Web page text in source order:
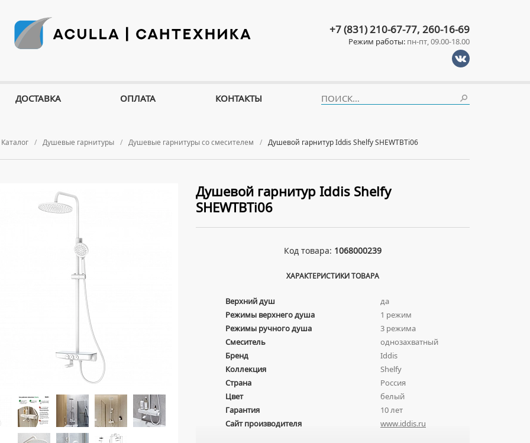
Каталог Душевые гарнитуры Душевые гарнитуры со смесителем Душевой гарнитур Iddis Shelfy SHEWTBTi06
Душевой гарнитур Iddis Shelfy
SHEWTBTi06
Код товара: 1068000239
ХАРАКТЕРИСТИКИ ТОВАРА
Верхний душ
да
Режимы верхнего душа
1 режим
Режимы ручного душа
3 режима
Смеситель
однозахватный
Бренд
Iddis
Коллекция
Shelfy
Страна
Россия
Цвет
белый
Гарантия
10 лет
Сайт производителя
www.iddis.ru
+7 (831) 210-67-77, 260-16-69
Режим работы: пн-пт, 09.00-18.00
ДОСТАВКА ОПЛАТА КОНТАКТЫ